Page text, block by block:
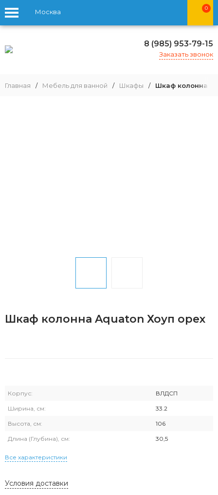
Москва 0
8 (985) 953-79-15
Заказать звонок
Главная / Мебель для ванной / Шкафы / Шкаф колонна
Шкаф колонна Aquaton Хоуп орех
Корпус: ВЛДСП
Ширина, см: 33.2
Высота, см: 106
Длина (Глубина), см: 30,5
Все характеристики
Условия доставки